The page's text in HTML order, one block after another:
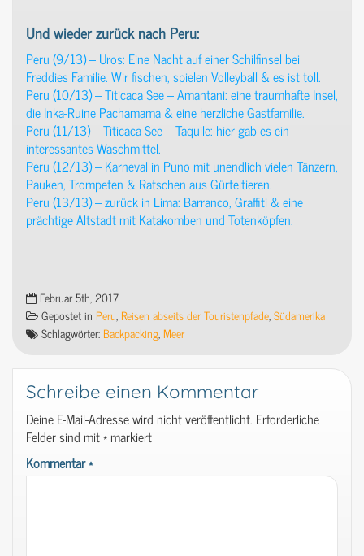
Und wieder zurück nach Peru:
Peru (9/13) – Uros: Eine Nacht auf einer Schilfinsel bei
Freddies Familie. Wir fischen, spielen Volleyball & es ist toll.
Peru (10/13) – Titicaca See – Amantani: eine traumhafte Insel,
die Inka-Ruine Pachamama & eine herzliche Gastfamilie.
Peru (11/13) – Titicaca See – Taquile: hier gab es ein
interessantes Waschmittel.
Peru (12/13) – Karneval in Puno mit unendlich vielen Tänzern,
Pauken, Trompeten & Ratschen aus Gürteltieren.
Peru (13/13) – zurück in Lima: Barranco, Graffiti & eine
prächtige Altstadt mit Katakomben und Totenköpfen.
Februar 5th, 2017
Gepostet in Peru, Reisen abseits der Touristenpfade,Südamerika
Schlagwörter: Backpacking,Meer
Schreibe einen Kommentar
Deine E-Mail-Adresse wird nicht veröffentlicht. Erforderliche
Felder sind mit*markiert
Kommentar*